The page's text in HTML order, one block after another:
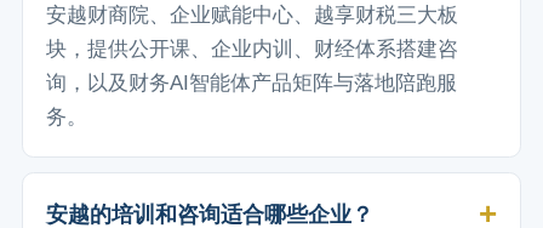
安越财商院、企业赋能中心、越享财税三大板
块，提供公开课、企业内训、财经体系搭建咨
询，以及财务AI智能体产品矩阵与落地陪跑服
务。
安越的培训和咨询适合哪些企业？